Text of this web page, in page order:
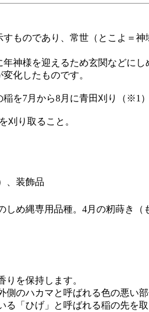
すものであり、常世（とこよ＝
神様を迎えるため玄関などに
化したものです。
を7月から8月に青田刈り（※1
刈り取ること。
、装飾品
め縄専用品種。4月の籾蒔き（
を保持します。
のハカマと呼ばれる色の悪い
「ひげ」と呼ばれる稲の先を取